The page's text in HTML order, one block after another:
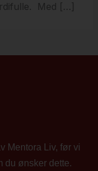
Med […]
Mentora Liv, før vi
du ønsker dette.